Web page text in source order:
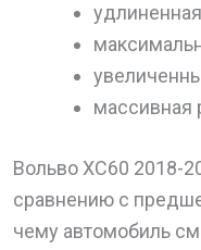
массивная
Вольво XC60 2018-
сравнению с
чему автомобиль